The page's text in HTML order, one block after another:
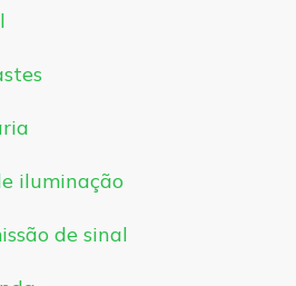
iluminação
de sinal